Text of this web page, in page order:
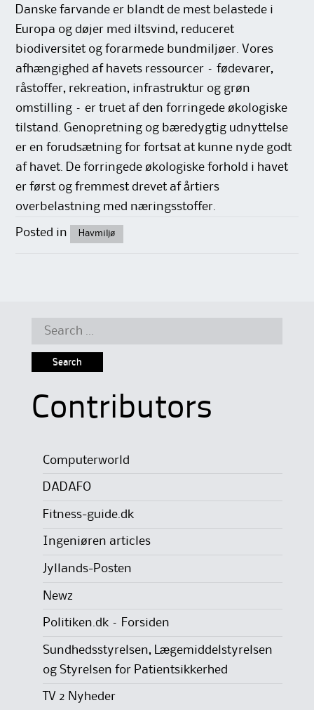
Danske farvande er blandt de mest belastede i
Europa og døjer med iltsvind, reduceret
biodiversitet og forarmede bundmiljøer. Vores
afhængighed af havets ressourcer – fødevarer,
råstoffer, rekreation, infrastruktur og grøn
omstilling – er truet af den forringede økologiske
tilstand. Genopretning og bæredygtig udnyttelse
er en forudsætning for fortsat at kunne nyde godt
af havet. De forringede økologiske forhold i havet
er først og fremmest drevet af årtiers
overbelastning med næringsstoffer.
Posted in Havmiljø
Search
Contributors
Computerworld
DADAFO
Fitness-guide.dk
Ingeniøren articles
Jyllands-Posten
Newz
Politiken.dk – Forsiden
Sundhedsstyrelsen, Lægemiddelstyrelsen
og Styrelsen for Patientsikkerhed
TV 2 Nyheder